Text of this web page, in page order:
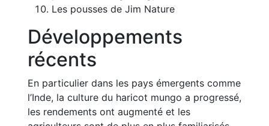
Les pousses de Jim Nature
Développements
récents
En particulier dans les pays émergents comme
l’Inde, la culture du haricot mungo a progressé,
les rendements ont augmenté et les